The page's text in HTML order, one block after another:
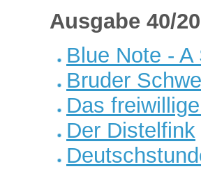
Ausgabe 40/
Blue Note -
Bruder
Das
Der Distelfink